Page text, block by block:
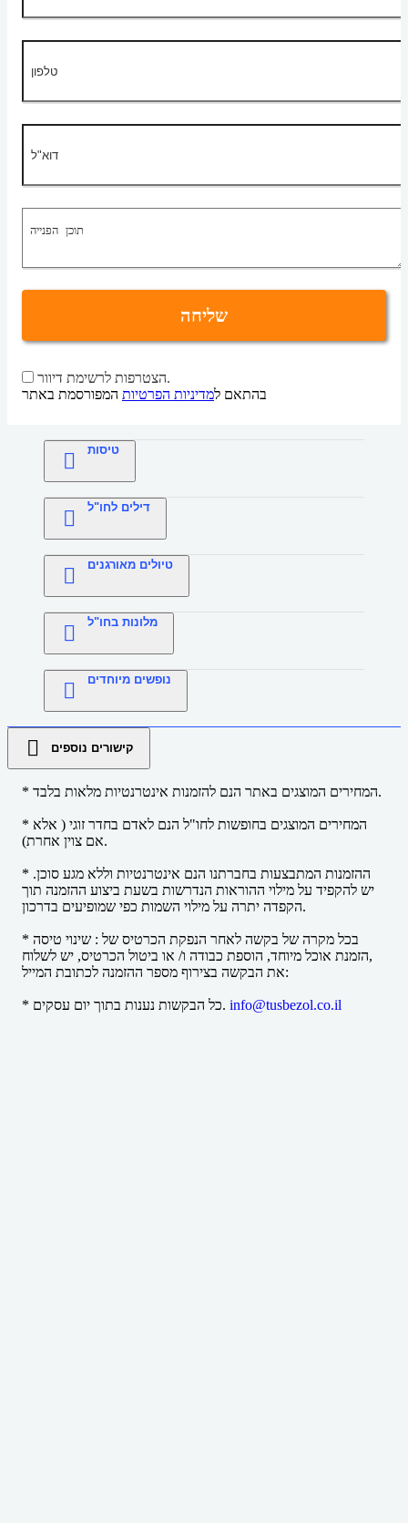
שליחה
הצטרפות לרשימת דיוור.
בהתאם למדיניות הפרטיות המפורסמת באתר
טיסות
דילים לחו"ל
טיולים מאורגנים
מלונות בחו"ל
נופשים מיוחדים
קישורים נוספים
* המחירים המוצגים באתר הנם להזמנות אינטרנטיות מלאות בלבד.
* המחירים המוצגים בחופשות לחו"ל הנם לאדם בחדר זוגי ( אלא
אם צוין אחרת).
* ההזמנות המתבצעות בחברתנו הנם אינטרנטיות וללא מגע סוכן.
יש להקפיד על מילוי ההוראות הנדרשות בשעת ביצוע ההזמנה תוך
הקפדה יתרה על מילוי השמות כפי שמופיעים בדרכון.
* בכל מקרה של בקשה לאחר הנפקת הכרטיס של : שינוי טיסה
,הזמנת אוכל מיוחד, הוספת כבודה ו/ או ביטול הכרטיס, יש לשלוח
את הבקשה בצירוף מספר ההזמנה לכתובת המייל:
* כל הבקשות נענות בתוך יום עסקים. info@tusbezol.co.il